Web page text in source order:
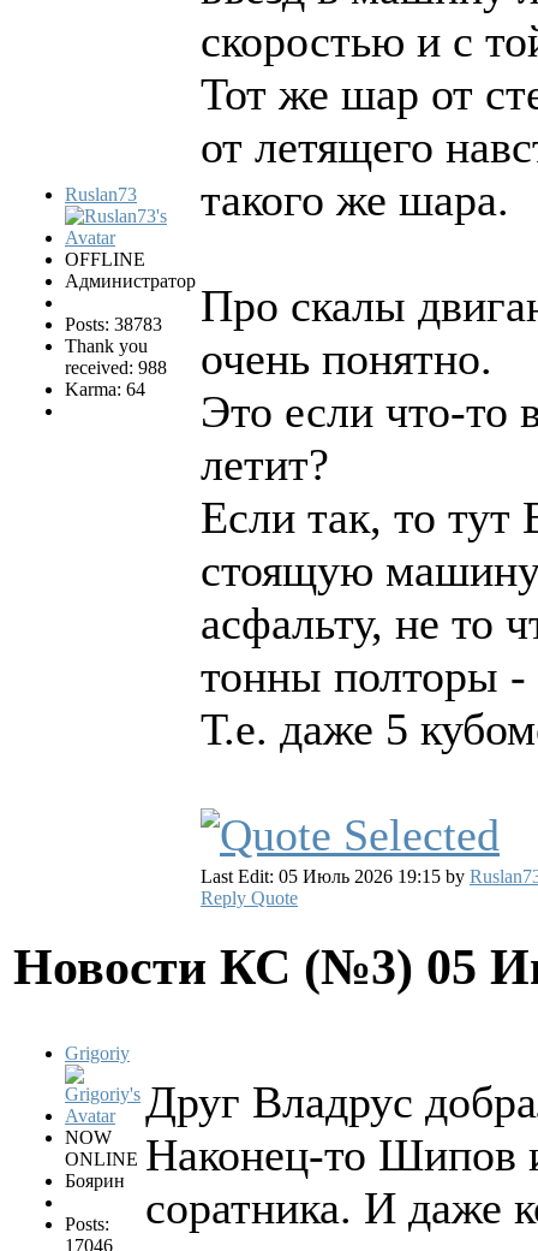
Ruslan73
OFFLINE
Администратор
Posts: 38783
Thank you
received: 988
Karma: 64
скоростью и с
Тот же шар от
от летящего
такого же шара.
Про скалы
очень понятно.
Это если что-то
летит?
Если так, то тут
стоящую машину
асфальту, не то
тонны полторы -
Т.е. даже 5
Last Edit: 05 Июль 2026 19:15 by
Reply Quote
Новости КС (№3) 05
Grigoriy
NOW
ONLINE
Боярин
Posts:
17046
Друг Владрус
Наконец-то Шипов
соратника. И даже